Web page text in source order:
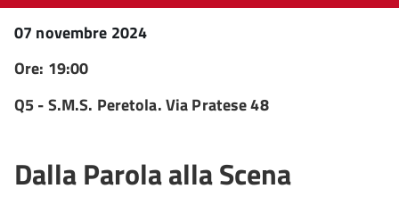
07 novembre 2024
Ore: 19:00
Q5 - S.M.S. Peretola. Via Pratese 48
Dalla Parola alla Scena